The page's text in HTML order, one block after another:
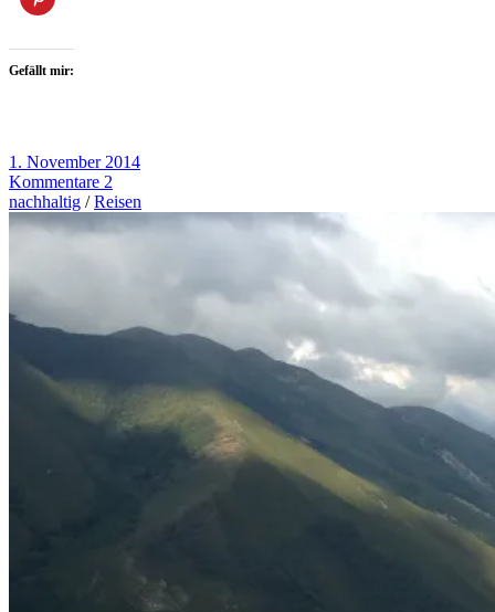
Gefällt mir:
1. November 2014
Kommentare 2
nachhaltig /Reisen